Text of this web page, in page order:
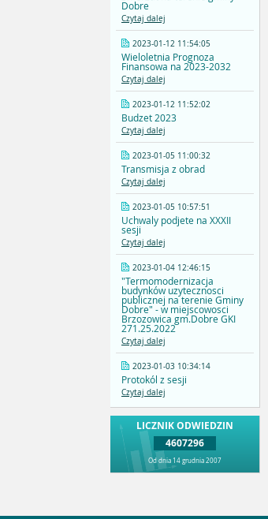
Dobre
Czytaj dalej
2023-01-12 11:54:05
Wieloletnia Prognoza
Finansowa na 2023-2032
Czytaj dalej
2023-01-12 11:52:02
Budzet 2023
Czytaj dalej
2023-01-05 11:00:32
Transmisja z obrad
Czytaj dalej
2023-01-05 10:57:51
Uchwaly podjete na XXXII
sesji
Czytaj dalej
2023-01-04 12:46:15
"Termomodernizacja
budynków uzytecznosci
publicznej na terenie Gminy
Dobre" - w miejscowosci
Brzozowica gm.Dobre GKI
271.25.2022
Czytaj dalej
2023-01-03 10:34:14
Protokól z sesji
Czytaj dalej
LICZNIK ODWIEDZIN
4607296
Od dnia 14 grudnia 2007